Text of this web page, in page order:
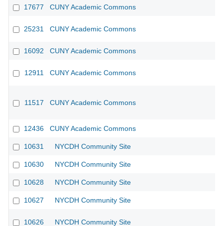
17677 CUNY Academic Commons
25231 CUNY Academic Commons
16092 CUNY Academic Commons
12911 CUNY Academic Commons
11517 CUNY Academic Commons
12436 CUNY Academic Commons
10631 NYCDH Community Site
10630 NYCDH Community Site
10628 NYCDH Community Site
10627 NYCDH Community Site
10626 NYCDH Community Site